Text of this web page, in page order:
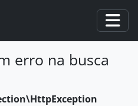
erro na busca